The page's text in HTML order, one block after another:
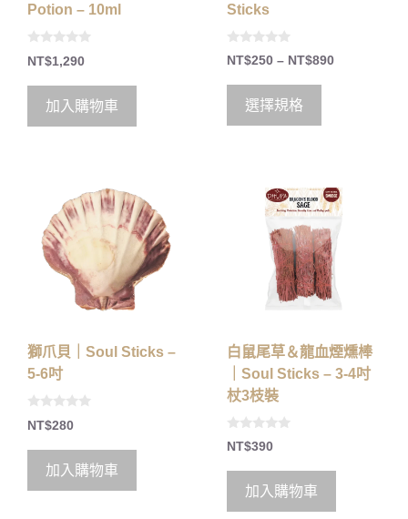
Potion – 10ml
0
o
t
5
NT$1,290
加入購物車
Sticks
0
o
5
NT$250 – NT$890
選擇規格
獅爪貝｜Soul Sticks –
5-6吋
0
o
t
5
NT$280
加入購物車
白鼠尾草＆龍血煙燻棒
｜Soul Sticks – 3-4吋
杖3枝裝
0
o
5
NT$390
加入購物車